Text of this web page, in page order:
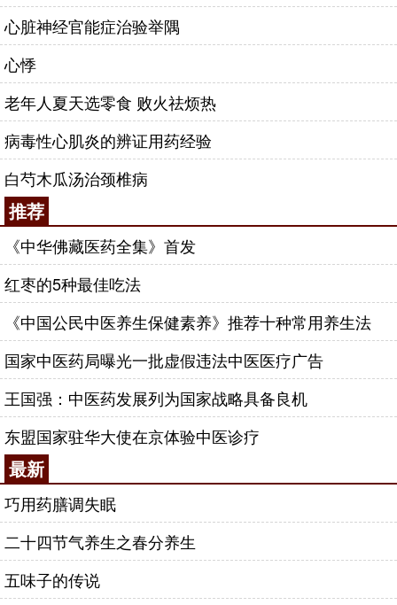
心脏神经官能症治验举隅
心悸
老年人夏天选零食 败火祛烦热
病毒性心肌炎的辨证用药经验
白芍木瓜汤治颈椎病
推荐
《中华佛藏医药全集》首发
红枣的5种最佳吃法
《中国公民中医养生保健素养》推荐十种常用养生法
国家中医药局曝光一批虚假违法中医医疗广告
王国强：中医药发展列为国家战略具备良机
东盟国家驻华大使在京体验中医诊疗
最新
巧用药膳调失眠
二十四节气养生之春分养生
五味子的传说